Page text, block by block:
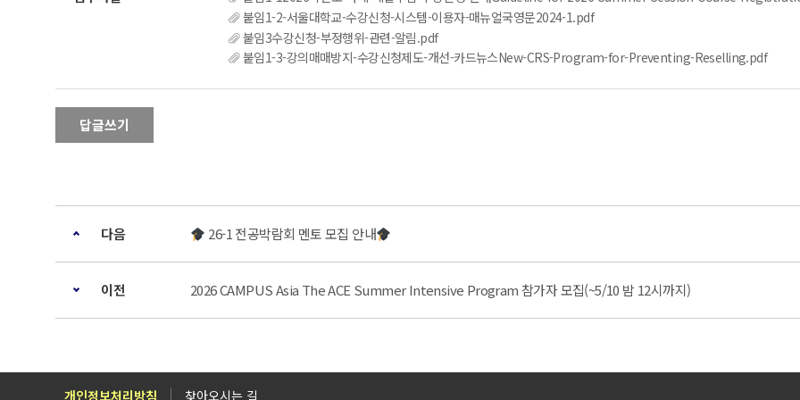
붙임1-2-서울대학교-수강신청-시스템-이용자-매뉴얼국영문2024-1.pdf
붙임3수강신청-부정행위-관련-알림.pdf
붙임1-3-강의매매방지-수강신청제도-개선-카드뉴스New-CRS-Program-for-Preventing-Reselling.pdf
답글쓰기
다음 26-1 전공박람회 멘토 모집 안내
이전 2026 CAMPUS Asia The ACE Summer Intensive Program 참가자 모집(~5/10 밤 12시까지)
개인정보처리방침 찾아오시는 길